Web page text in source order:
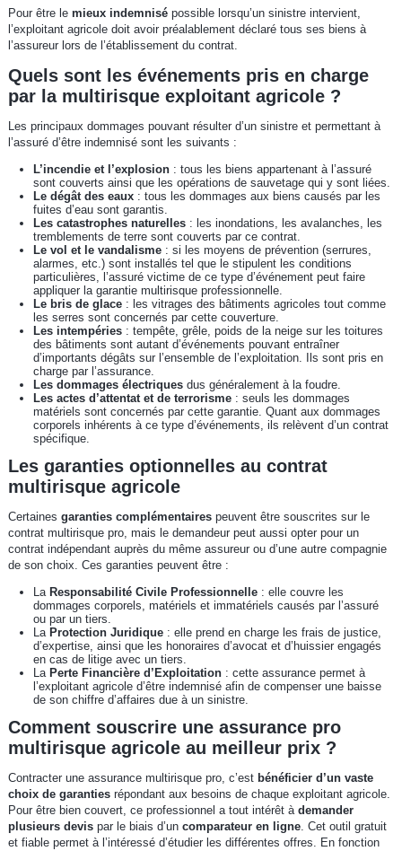
Pour être le mieux indemnisépossible lorsqu’un sinistre intervient,
l’exploitant agricole doit avoir préalablement déclaré tous ses biens à
l’assureur lors de l’établissement du contrat.
Quels sont les événements pris en charge
par la multirisque exploitant agricole ?
Les principaux dommages pouvant résulter d’un sinistre et permettant à
l’assuré d’être indemnisé sont les suivants :
L’incendie et l’explosion: tous les biens appartenant à l’assuré
sont couverts ainsi que les opérations de sauvetage qui y sont liées.
Le dégât des eaux: tous les dommages aux biens causés par les
fuites d’eau sont garantis.
Les catastrophes naturelles: les inondations, les avalanches, les
tremblements de terre sont couverts par ce contrat.
Le vol et le vandalisme: si les moyens de prévention (serrures,
alarmes, etc.) sont installés tel que le stipulent les conditions
particulières, l’assuré victime de ce type d’événement peut faire
appliquer la garantie multirisque professionnelle.
Le bris de glace: les vitrages des bâtiments agricoles tout comme
les serres sont concernés par cette couverture.
Les intempéries: tempête, grêle, poids de la neige sur les toitures
des bâtiments sont autant d’événements pouvant entraîner
d’importants dégâts sur l’ensemble de l’exploitation. Ils sont pris en
charge par l’assurance.
Les dommages électriquesdus généralement à la foudre.
Les actes d’attentat et de terrorisme: seuls les dommages
matériels sont concernés par cette garantie. Quant aux dommages
corporels inhérents à ce type d’événements, ils relèvent d’un contrat
spécifique.
Les garanties optionnelles au contrat
multirisque agricole
Certaines garanties complémentairespeuvent être souscrites sur le
contrat multirisque pro, mais le demandeur peut aussi opter pour un
contrat indépendant auprès du même assureur ou d’une autre compagnie
de son choix. Ces garanties peuvent être :
La Responsabilité Civile Professionnelle: elle couvre les
dommages corporels, matériels et immatériels causés par l’assuré
ou par un tiers.
La Protection Juridique: elle prend en charge les frais de justice,
d’expertise, ainsi que les honoraires d’avocat et d’huissier engagés
en cas de litige avec un tiers.
La Perte Financière d’Exploitation: cette assurance permet à
l’exploitant agricole d’être indemnisé afin de compenser une baisse
de son chiffre d’affaires due à un sinistre.
Comment souscrire une assurance pro
multirisque agricole au meilleur prix ?
Contracter une assurance multirisque pro, c’est bénéficier d’un vaste
choix de garantiesrépondant aux besoins de chaque exploitant agricole.
Pour être bien couvert, ce professionnel a tout intérêt à demander
plusieurs devispar le biais d’un comparateur en ligne. Cet outil gratuit
et fiable permet à l’intéressé d’étudier les différentes offres. En fonction